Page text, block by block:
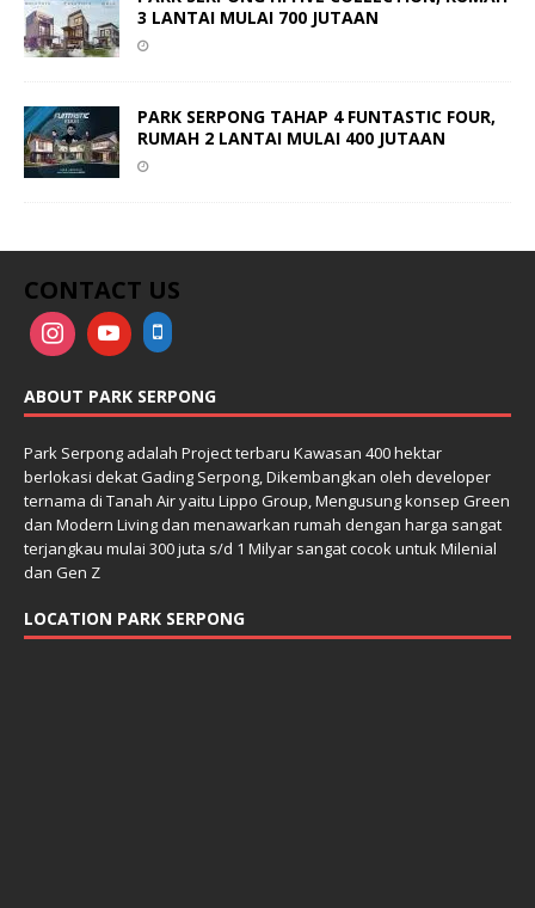
3 LANTAI MULAI 700 JUTAAN
PARK SERPONG TAHAP 4 FUNTASTIC FOUR,
RUMAH 2 LANTAI MULAI 400 JUTAAN
CONTACT US
ABOUT PARK SERPONG
Park Serpong adalah Project terbaru Kawasan 400 hektar
berlokasi dekat Gading Serpong, Dikembangkan oleh developer
ternama di Tanah Air yaitu Lippo Group, Mengusung konsep Green
dan Modern Living dan menawarkan rumah dengan harga sangat
terjangkau mulai 300 juta s/d 1 Milyar sangat cocok untuk Milenial
dan Gen Z
LOCATION PARK SERPONG